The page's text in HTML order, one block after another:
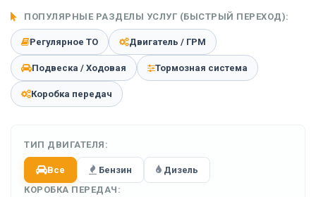
ПОПУЛЯРНЫЕ РАЗДЕЛЫ УСЛУГ (БЫСТРЫЙ ПЕРЕХОД):
Регулярное ТО Двигатель / ГРМ
Подвеска / Ходовая Тормозная система
Коробка передач
ТИП ДВИГАТЕЛЯ:
Все Бензин
Дизель
КОРОБКА ПЕРЕДАЧ: